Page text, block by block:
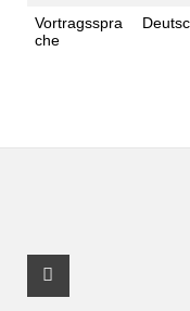
Vortragsspra
che
Instagram